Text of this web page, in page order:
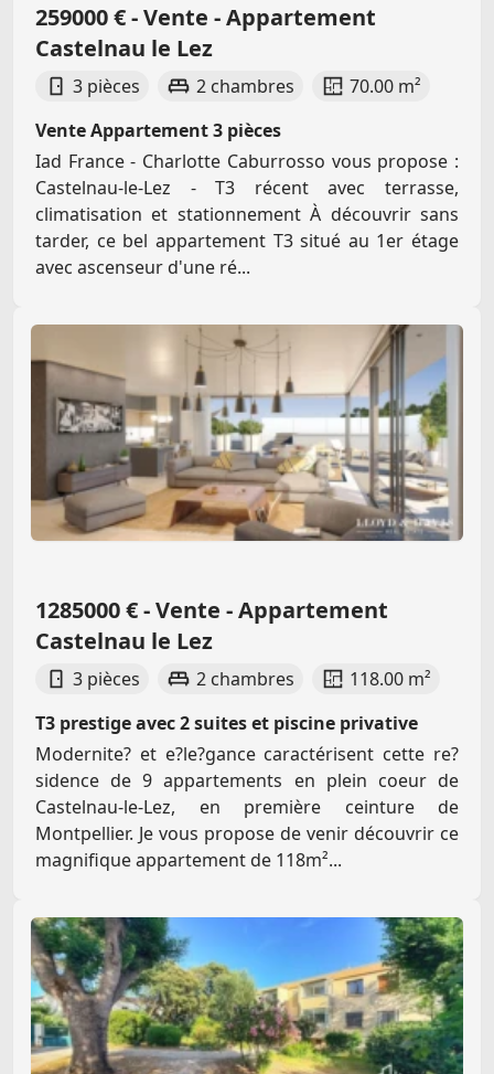
259000 € - Vente - Appartement
Castelnau le Lez
3 pièces 2 chambres
70.00 m²
Vente Appartement 3 pièces
Iad France - Charlotte Caburrosso vous propose :
Castelnau-le-Lez - T3 récent avec terrasse,
climatisation et stationnement À découvrir sans
tarder, ce bel appartement T3 situé au 1er étage
avec ascenseur d'une ré...
1285000 € - Vente - Appartement
Castelnau le Lez
3 pièces 2 chambres
118.00 m²
T3 prestige avec 2 suites et piscine privative
Modernite? et e?le?gance caractérisent cette re?
sidence de 9 appartements en plein coeur de
Castelnau-le-Lez, en première ceinture de
Montpellier. Je vous propose de venir découvrir ce
magnifique appartement de 118m²...